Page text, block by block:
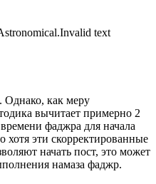
text
Однако, как меру
вычитает примерно 2
фаджра для начала
хотя эти скорректированные
начать пост, это может
намаза фаджр.